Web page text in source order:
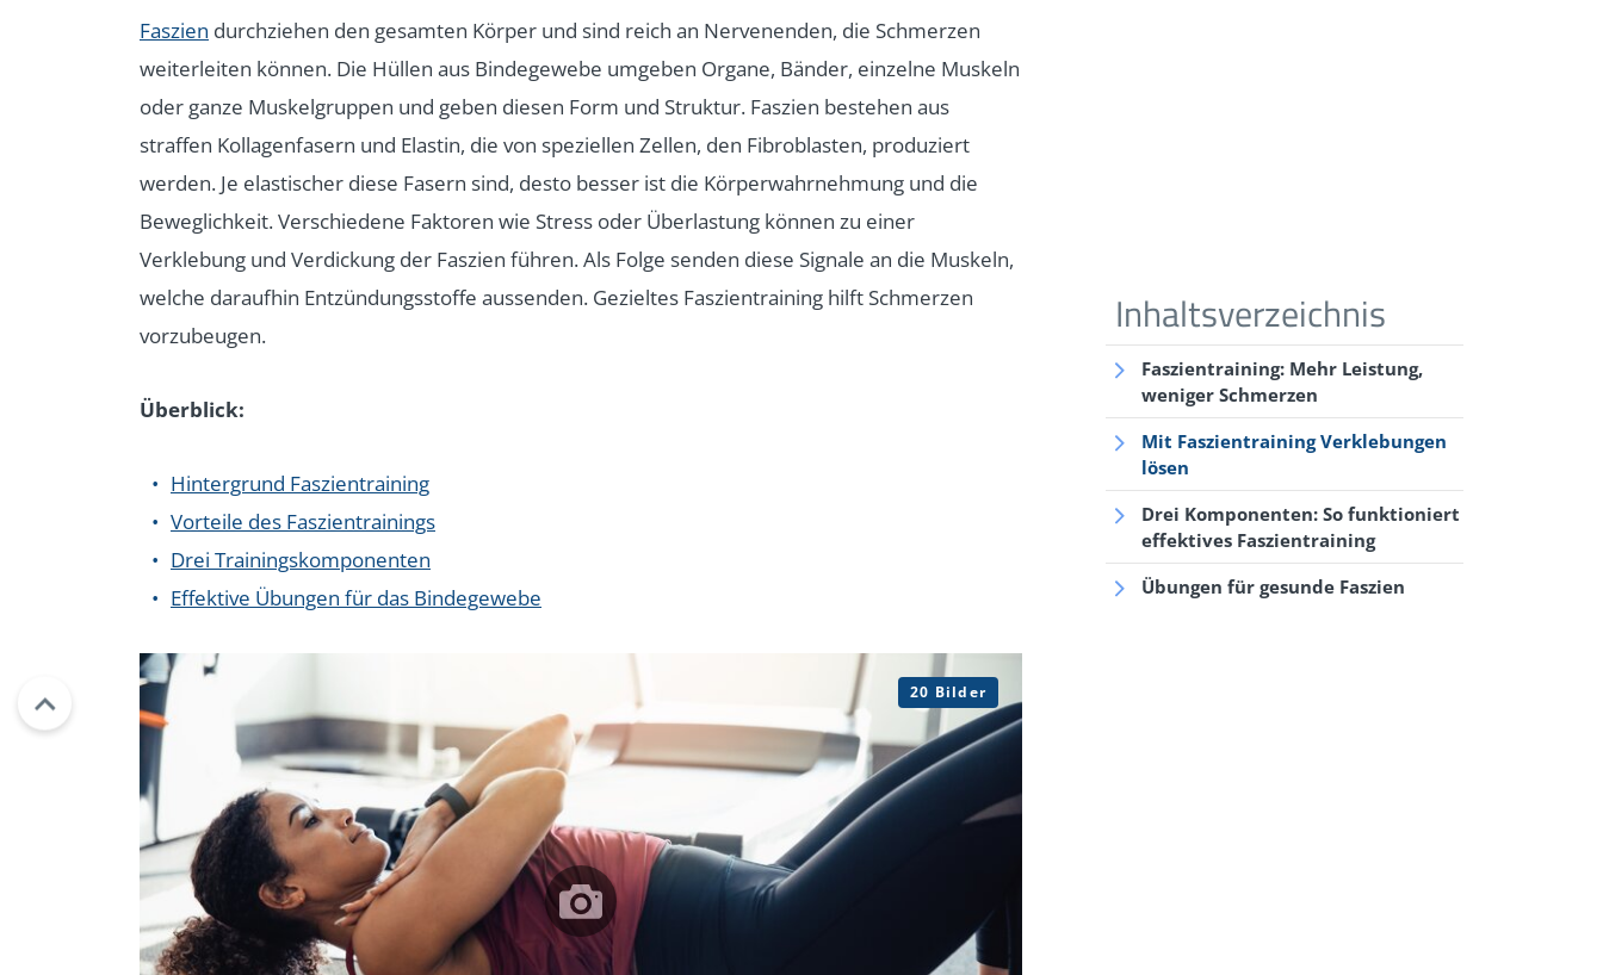
Faszien durchziehen den gesamten Körper und sind reich an Nervenenden, die Schmerzen
weiterleiten können. Die Hüllen aus Bindegewebe umgeben Organe, Bänder, einzelne Muskeln
oder ganze Muskelgruppen und geben diesen Form und Struktur. Faszien bestehen aus
straffen Kollagenfasern und Elastin, die von speziellen Zellen, den Fibroblasten, produziert
werden. Je elastischer diese Fasern sind, desto besser ist die Körperwahrnehmung und die
Beweglichkeit. Verschiedene Faktoren wie Stress oder Überlastung können zu einer
Verklebung und Verdickung der Faszien führen. Als Folge senden diese Signale an die Muskeln,
welche daraufhin Entzündungsstoffe aussenden. Gezieltes Faszientraining hilft Schmerzen
vorzubeugen.
Überblick:
Hintergrund Faszientraining
Vorteile des Faszientrainings
Drei Trainingskomponenten
Effektive Übungen für das Bindegewebe
20 Bilder
Faszientraining: Mehr Leistung,
weniger Schmerzen
Mit Faszientraining Verklebungen
lösen
Drei Komponenten: So funktioniert
effektives Faszientraining
Übungen für gesunde Faszien